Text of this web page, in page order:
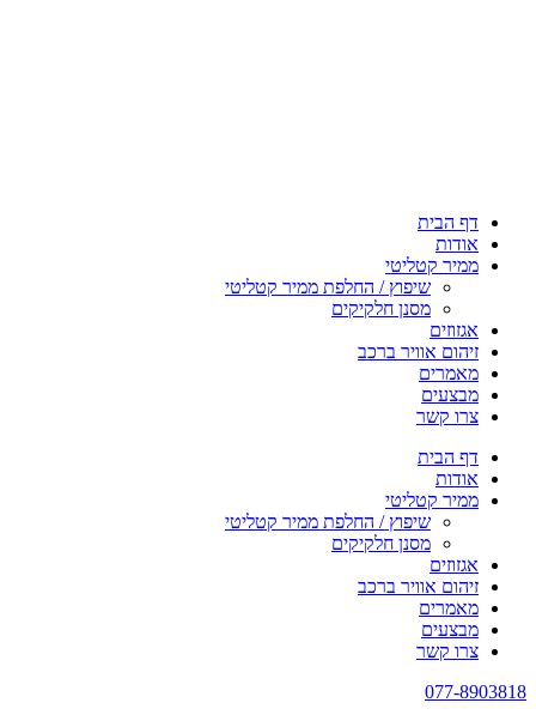
דף הבית
אודות
ממיר קטליטי
שיפוץ / החלפת ממיר קטליטי
מסנן חלקיקים
אגזוזים
זיהום אוויר ברכב
מאמרים
מבצעים
צרו קשר
דף הבית
אודות
ממיר קטליטי
שיפוץ / החלפת ממיר קטליטי
מסנן חלקיקים
אגזוזים
זיהום אוויר ברכב
מאמרים
מבצעים
צרו קשר
077-8903818